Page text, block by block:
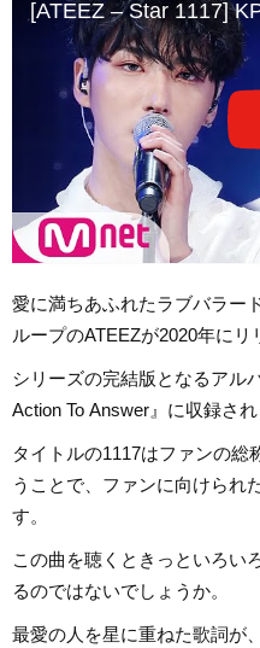
[ATEEZ – Star 1117]
愛に満ちあふれたラブバラー
ループのATEEZが2020年にリ
シリーズの完結版となるアル
Action To Answer』に収録され
タイトルの1117はファンの総
うことで、ファンに向けられ
す。
この曲を聴くときっといろい
るのではないでしょうか。
最愛の人を星に重ねた歌詞が